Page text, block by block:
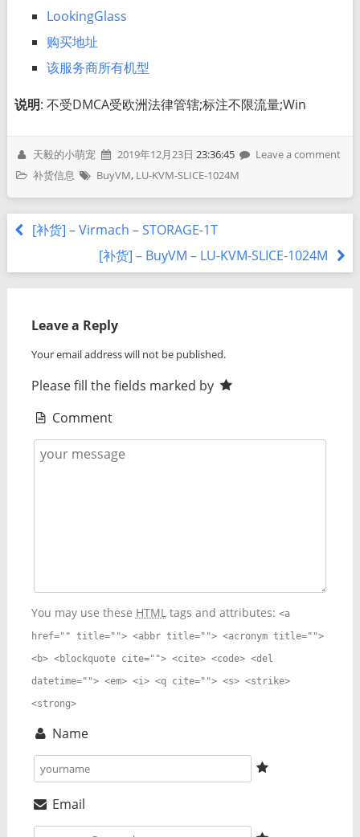
LookingGlass
购买地址
该服务商所有机型
说明: 不受DMCA受欧洲法律管辖;标注不限流量;Win
天毅的小萌宠 2019年12月23日 23:36:45
Leave a comment
补货信息
BuyVM, LU-KVM-SLICE-1024M
[补货] – Virmach – STORAGE-1T
[补货] – BuyVM – LU-KVM-SLICE-1024M
Leave a Reply
Your email address will not be published.
Please fill the fields marked by
Comment
You may use these HTMLtags and attributes: <a
href="" title=""> <abbr title=""> <acronym title="">
<b> <blockquote cite=""> <cite> <code> <del
datetime=""> <em> <i> <q cite=""> <s> <strike>
<strong>
Name
Email